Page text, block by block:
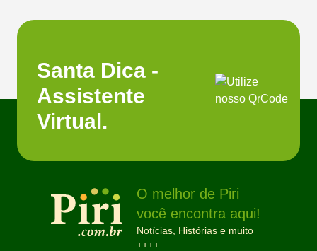
Santa Dica -
Assistente
Virtual.
O melhor de Piri
você encontra aqui!
Notícias, Histórias e muito
++++